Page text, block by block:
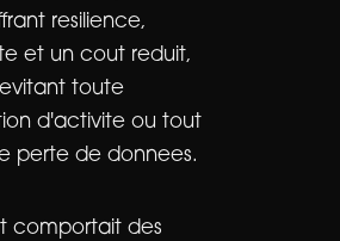
resilience,
et un cout reduit,
toute
d'activite ou tout
perte de donnees.
comportait des